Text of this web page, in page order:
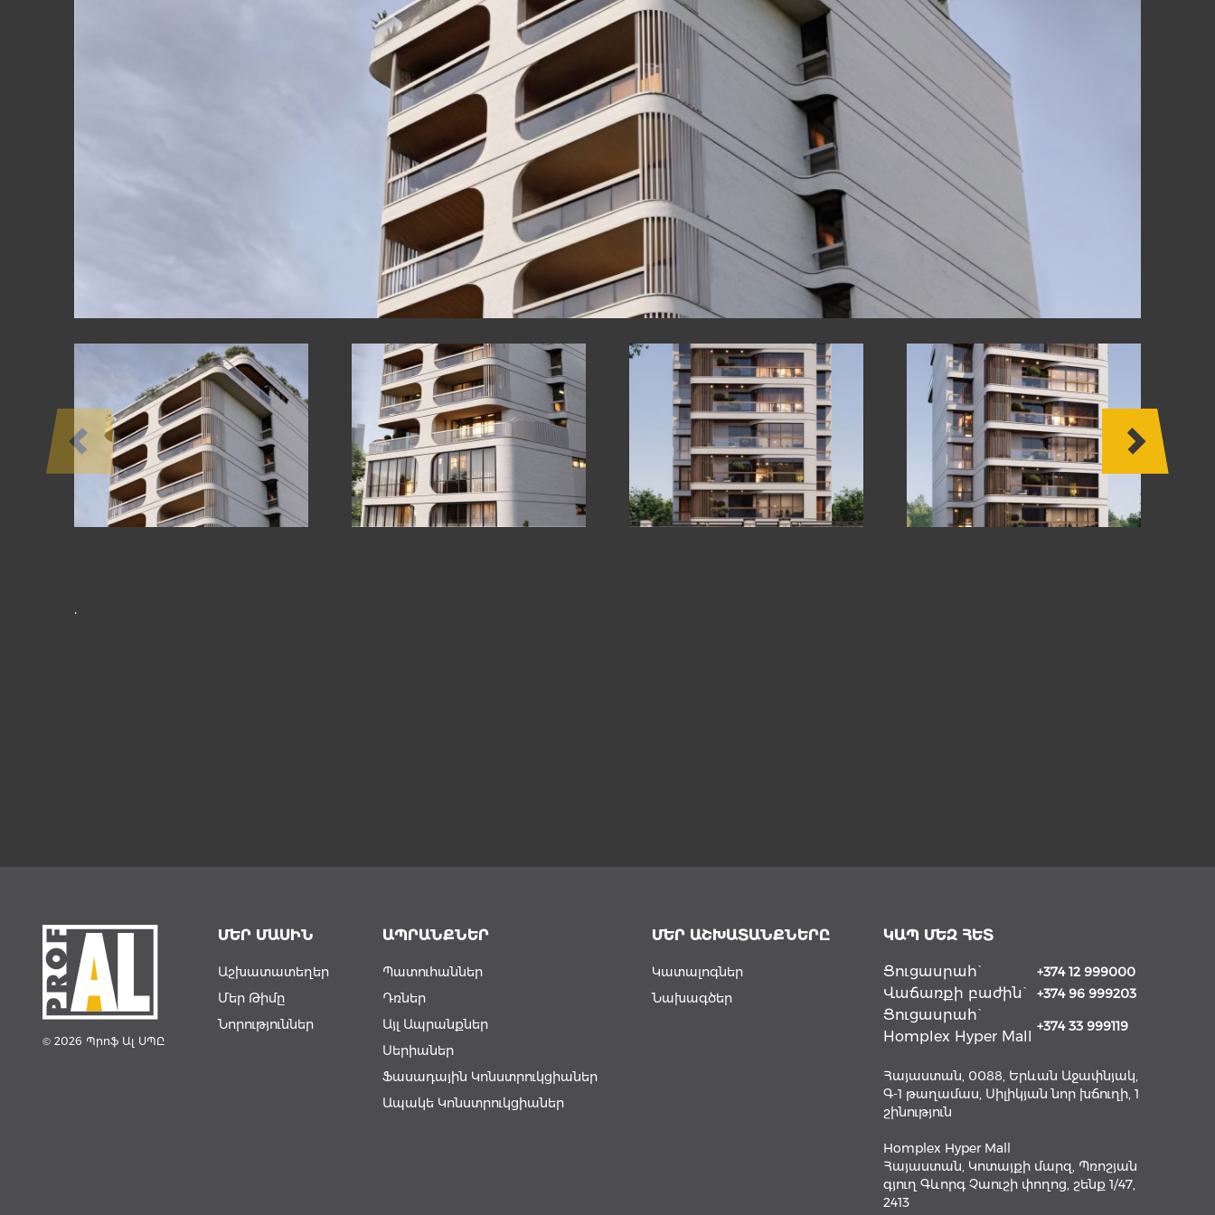
ԱՊԱԿԵ ԿՈՆՍՏՐՈՒԿՑԻԱՆԵՐ
ՖԱՍԱԴԱՅԻՆ ԿՈՆՍՏՐՈՒԿՑԻԱՆԵՐ
ԱՅԼ ԱՊՐԱՆՔՆԵՐ
ԿԱՀՈՒՅՔ
ՆԱԽԱԳԾԵՐ
.
© 2026 Պրոֆ Ալ ՍՊԸ
ՄԵՐ ՄԱՍԻՆ
Աշխատատեղեր
Մեր Թիմը
Նորություններ
ԱՊՐԱՆՔՆԵՐ
Պատուհաններ
Դռներ
Այլ Ապրանքներ
Սերիաներ
Ֆասադային Կոնստրուկցիաներ
Ապակե Կոնստրուկցիաներ
ՄԵՐ ԱՇԽԱՏԱՆՔՆԵՐԸ
Կատալոգներ
Նախագծեր
ԿԱՊ ՄԵԶ ՀԵՏ
Ցուցասրահ` +374 12 999000
Վաճառքի բաժին` +374 96 999203
Ցուցասրահ`
Homplex Hyper Mall
+374 33 999119
Հայաստան, 0088, Երևան Աջափնյակ,
Գ-1 թաղամաս, Սիլիկյան նոր խճուղի, 1
շինություն
Homplex Hyper Mall
Հայաստան, Կոտայքի մարզ, Պռոշյան
գյուղ Գևորգ Չաուշի փողոց, շենք 1/47,
2413